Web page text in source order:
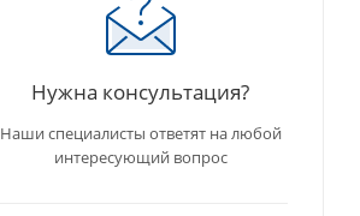
Нужна консультация?
Наши специалисты ответят на любой
интересующий вопрос